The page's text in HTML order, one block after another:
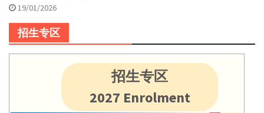
19/01/2026
招生专区
招生专区
2027 Enrolment